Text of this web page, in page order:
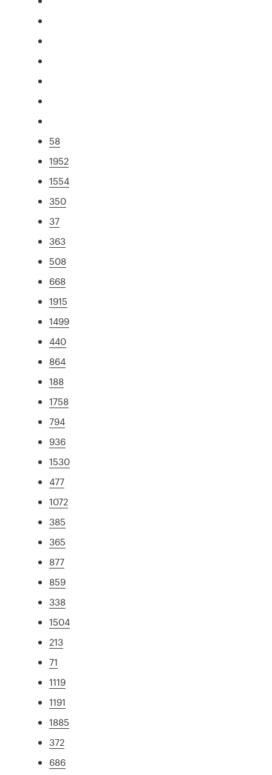
58
1952
1554
350
37
363
508
668
1915
1499
440
864
188
1758
794
936
1530
477
1072
385
365
877
859
338
1504
213
71
1119
1191
1885
372
686